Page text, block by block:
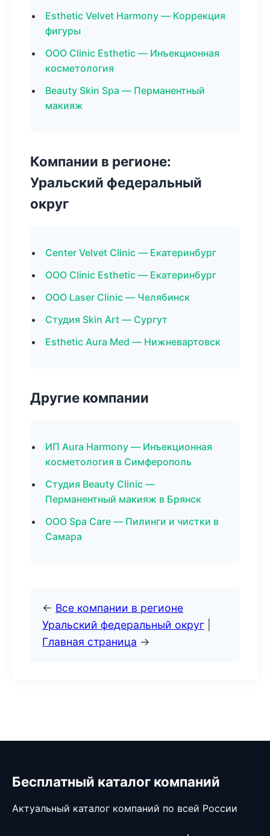
Esthetic Velvet Harmony — Коррекция
фигуры
ООО Clinic Esthetic — Инъекционная
косметология
Beauty Skin Spa — Перманентный
макияж
Компании в регионе:
Уральский федеральный
округ
Center Velvet Clinic — Екатеринбург
ООО Clinic Esthetic — Екатеринбург
ООО Laser Clinic — Челябинск
Студия Skin Art — Сургут
Esthetic Aura Med — Нижневартовск
Другие компании
ИП Aura Harmony — Инъекционная
косметология в Симферополь
Студия Beauty Clinic —
Перманентный макияж в Брянск
ООО Spa Care — Пилинги и чистки в
Самара
← Все компании в регионе
Уральский федеральный округ
Главная страница →
Бесплатный каталог компаний
Актуальный каталог компаний по всей России